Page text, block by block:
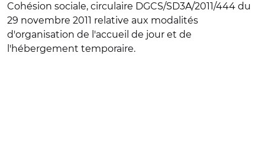
Cohésion sociale, circulaire DGCS/SD3A/2011/444 du
29 novembre 2011 relative aux modalités
d'organisation de l'accueil de jour et de
l'hébergement temporaire.